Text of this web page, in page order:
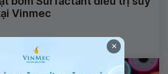
Vinmec
×